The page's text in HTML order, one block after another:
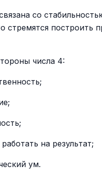
со
стремятся построить
числа 4:
на результат;
ум.